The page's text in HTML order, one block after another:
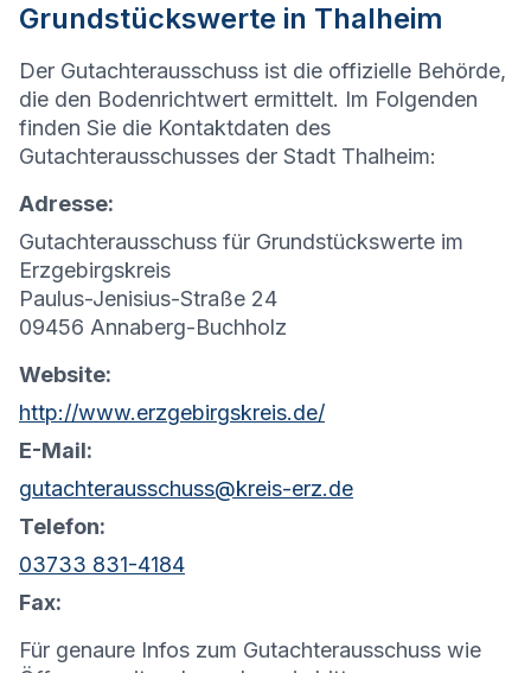
Grundstückswerte in Thalheim
Der Gutachterausschuss ist die offizielle Behörde,
die den Bodenrichtwert ermittelt. Im Folgenden
finden Sie die Kontaktdaten des
Gutachterausschusses der Stadt Thalheim:
Adresse:
Gutachterausschuss für Grundstückswerte im
Erzgebirgskreis
Paulus-Jenisius-Straße 24
09456 Annaberg-Buchholz
Website:
http://www.erzgebirgskreis.de/
E-Mail:
gutachterausschuss@kreis-erz.de
Telefon:
03733 831-4184
Fax:
Für genaure Infos zum Gutachterausschuss wie